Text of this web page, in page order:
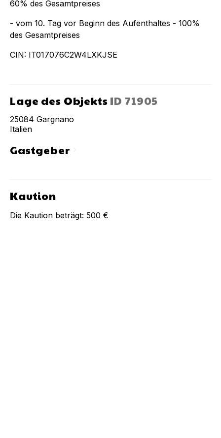
60% des Gesamtpreises
- vom 10. Tag vor Beginn des Aufenthaltes - 100%
des Gesamtpreises
CIN: IT017076C2W4LXKJSE
Lage des Objekts ID 71905
25084 Gargnano
Italien
Gastgeberchevron_right
Kaution
Die Kaution beträgt: 500 €